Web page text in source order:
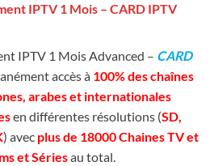
IPTV 1 Mois – CARD IPTV
IPTV 1 Mois Advanced – CARD
accès à 100% des chaînes
arabes et internationales
en différentes résolutions (SD,
) avec plus de 18000 Chaines TV et
et Sériesau total.